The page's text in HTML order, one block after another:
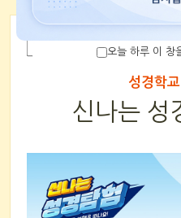
성경학
신나는 성
오늘 하루 이 창